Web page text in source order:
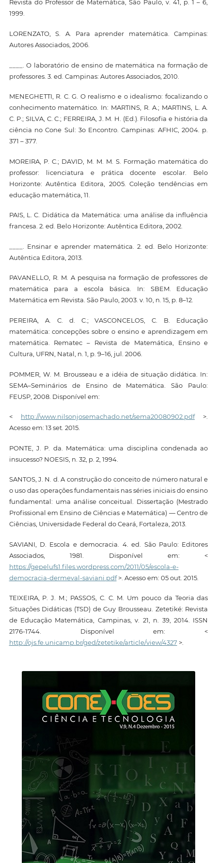
Revista do Professor de Matemática, São Paulo, v. 41, p. 1 – 6,
1999.
LORENZATO, S. A. Para aprender matemática. Campinas:
Autores Associados, 2006.
____. O laboratório de ensino de matemática na formação de
professores. 3. ed. Campinas: Autores Associados, 2010.
MENEGHETTI, R. C. G. O realismo e o idealismo: focalizando o
conhecimento matemático. In: MARTINS, R. A.; MARTINS, L. A.
C. P.; SILVA, C. C.; FERREIRA, J. M. H. (Ed.). Filosofia e história da
ciência no Cone Sul: 3o Encontro. Campinas: AFHIC, 2004. p.
371 – 377.
MOREIRA, P. C.; DAVID, M. M. M. S. Formação matemática do
professor: licenciatura e prática docente escolar. Belo
Horizonte: Autêntica Editora, 2005. Coleção tendências em
educação matemática, 11.
PAIS, L. C. Didática da Matemática: uma análise da influência
francesa. 2. ed. Belo Horizonte: Autêntica Editora, 2002.
____. Ensinar e aprender matemática. 2. ed. Belo Horizonte:
Autêntica Editora, 2013.
PAVANELLO, R. M. A pesquisa na formação de professores de
matemática para a escola básica. In: SBEM. Educação
Matemática em Revista. São Paulo, 2003. v. 10, n. 15, p. 8–12.
PEREIRA, A. C. d. C.; VASCONCELOS, C. B. Educação
matemática: concepções sobre o ensino e aprendizagem em
matemática. Rematec – Revista de Matemática, Ensino e
Cultura, UFRN, Natal, n. 1, p. 9–16, jul. 2006.
POMMER, W. M. Brousseau e a idéia de situação didática. In:
SEMA–Seminários de Ensino de Matemática. São Paulo:
FEUSP, 2008. Disponível em:
< http://www.nilsonjosemachado.net/sema20080902.pdf>.
Acesso em: 13 set. 2015.
PONTE, J. P. da. Matemática: uma disciplina condenada ao
insucesso? NOESIS, n. 32, p. 2, 1994.
SANTOS, J. N. d. A construção do conceito de número natural e
o uso das operações fundamentais nas séries iniciais do ensino
fundamental: uma análise conceitual. Dissertação (Mestrado
Profissional em Ensino de Ciências e Matemática) — Centro de
Ciências, Universidade Federal do Ceará, Fortaleza, 2013.
SAVIANI, D. Escola e democracia. 4. ed. São Paulo: Editores
Associados, 1981. Disponível em: <
https://gepelufs1.files.wordpress.com/2011/05/escola-e-
democracia-dermeval-saviani.pdf>. Acesso em: 05 out. 2015.
TEIXEIRA, P. J. M.; PASSOS, C. C. M. Um pouco da Teoria das
Situações Didáticas (TSD) de Guy Brousseau. Zetetiké: Revista
de Educação Matemática, Campinas, v. 21, n. 39, 2014. ISSN
2176-1744. Disponível em: <
http://ojs.fe.unicamp.br/ged/zetetike/article/view/4327 >.